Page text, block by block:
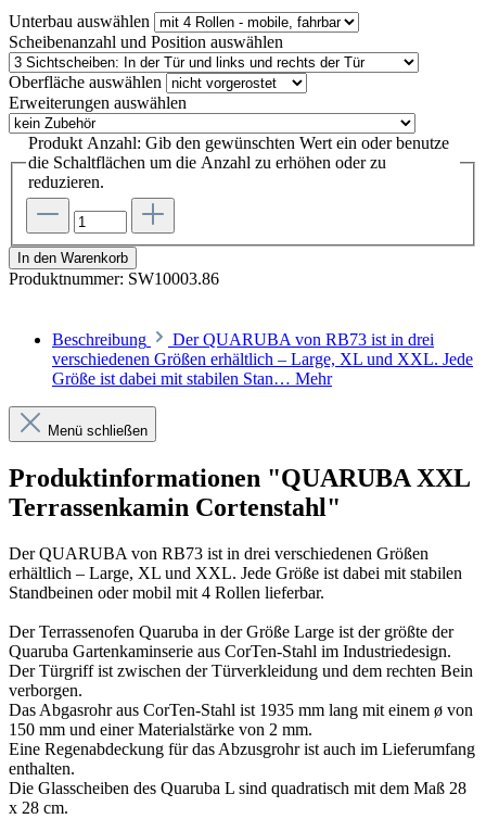
Unterbau auswählen
Scheibenanzahl und Position auswählen
Oberfläche auswählen
Erweiterungen auswählen
Produkt Anzahl: Gib den gewünschten Wert ein oder benutze
die Schaltflächen um die Anzahl zu erhöhen oder zu
reduzieren.
In den Warenkorb
Produktnummer: SW10003.86
Beschreibung
Der QUARUBA von RB73 ist in drei
verschiedenen Größen erhältlich – Large, XL und XXL. Jede
Größe ist dabei mit stabilen Stan… Mehr
Menü schließen
Produktinformationen "QUARUBA XXL
Terrassenkamin Cortenstahl"
Der QUARUBA von RB73 ist in drei verschiedenen Größen
erhältlich – Large, XL und XXL. Jede Größe ist dabei mit stabilen
Standbeinen oder mobil mit 4 Rollen lieferbar.
Der Terrassenofen Quaruba in der Größe Large ist der größte der
Quaruba Gartenkaminserie aus CorTen-Stahl im Industriedesign.
Der Türgriff ist zwischen der Türverkleidung und dem rechten Bein
verborgen.
Das Abgasrohr aus CorTen-Stahl ist 1935 mm lang mit einem ø von
150 mm und einer Materialstärke von 2 mm.
Eine Regenabdeckung für das Abzusgrohr ist auch im Lieferumfang
enthalten.
Die Glasscheiben des Quaruba L sind quadratisch mit dem Maß 28
x 28 cm.